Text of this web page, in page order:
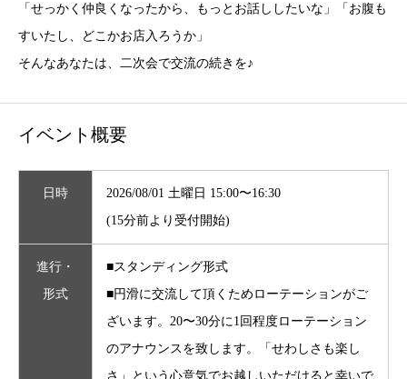
「せっかく仲良くなったから、もっとお話ししたいな」「お腹も
すいたし、どこかお店入ろうか」
そんなあなたは、二次会で交流の続きを♪
イベント概要
日時
2026/08/01 土曜日 15:00〜16:30
(15分前より受付開始)
進行・
形式
■スタンディング形式
■円滑に交流して頂くためローテーションがご
ざいます。20〜30分に1回程度ローテーション
のアナウンスを致します。「せわしさも楽し
さ」という心意気でお越しいただけると幸いで